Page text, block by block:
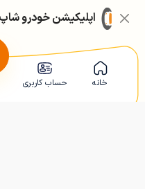
خانه حساب کاربری
سرمایه گذاری در
Khodroshop.ir
اپلیکیشن خودرو شاپ